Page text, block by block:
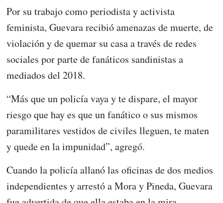
Por su trabajo como periodista y activista
feminista, Guevara recibió amenazas de muerte, de
violación y de quemar su casa a través de redes
sociales por parte de fanáticos sandinistas a
mediados del 2018.
“Más que un policía vaya y te dispare, el mayor
riesgo que hay es que un fanático o sus mismos
paramilitares vestidos de civiles lleguen, te maten
y quede en la impunidad”, agregó.
Cuando la policía allanó las oficinas de dos medios
independientes y arrestó a Mora y Pineda, Guevara